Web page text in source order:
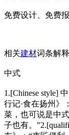
免费设计、免费
相关建材词条解释
中式
1.[Chinese style]
行记·食在扬州》
菜，也可说是中
子也有。